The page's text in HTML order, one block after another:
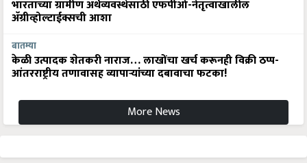
भारताच्या ग्रामीण अर्थव्यवस्थेसाठी एफपीओ-नेतृत्वाखालील
अ‍ॅग्रीव्होल्टाईक्सची आशा
बातम्या
केळी उत्पादक शेतकरी नाराज… लाखोंचा खर्च करूनही विक्री ठप्प-
आंतरराष्ट्रीय तणावासह व्यापाऱ्यांच्या दबावाचा फटका!
More News